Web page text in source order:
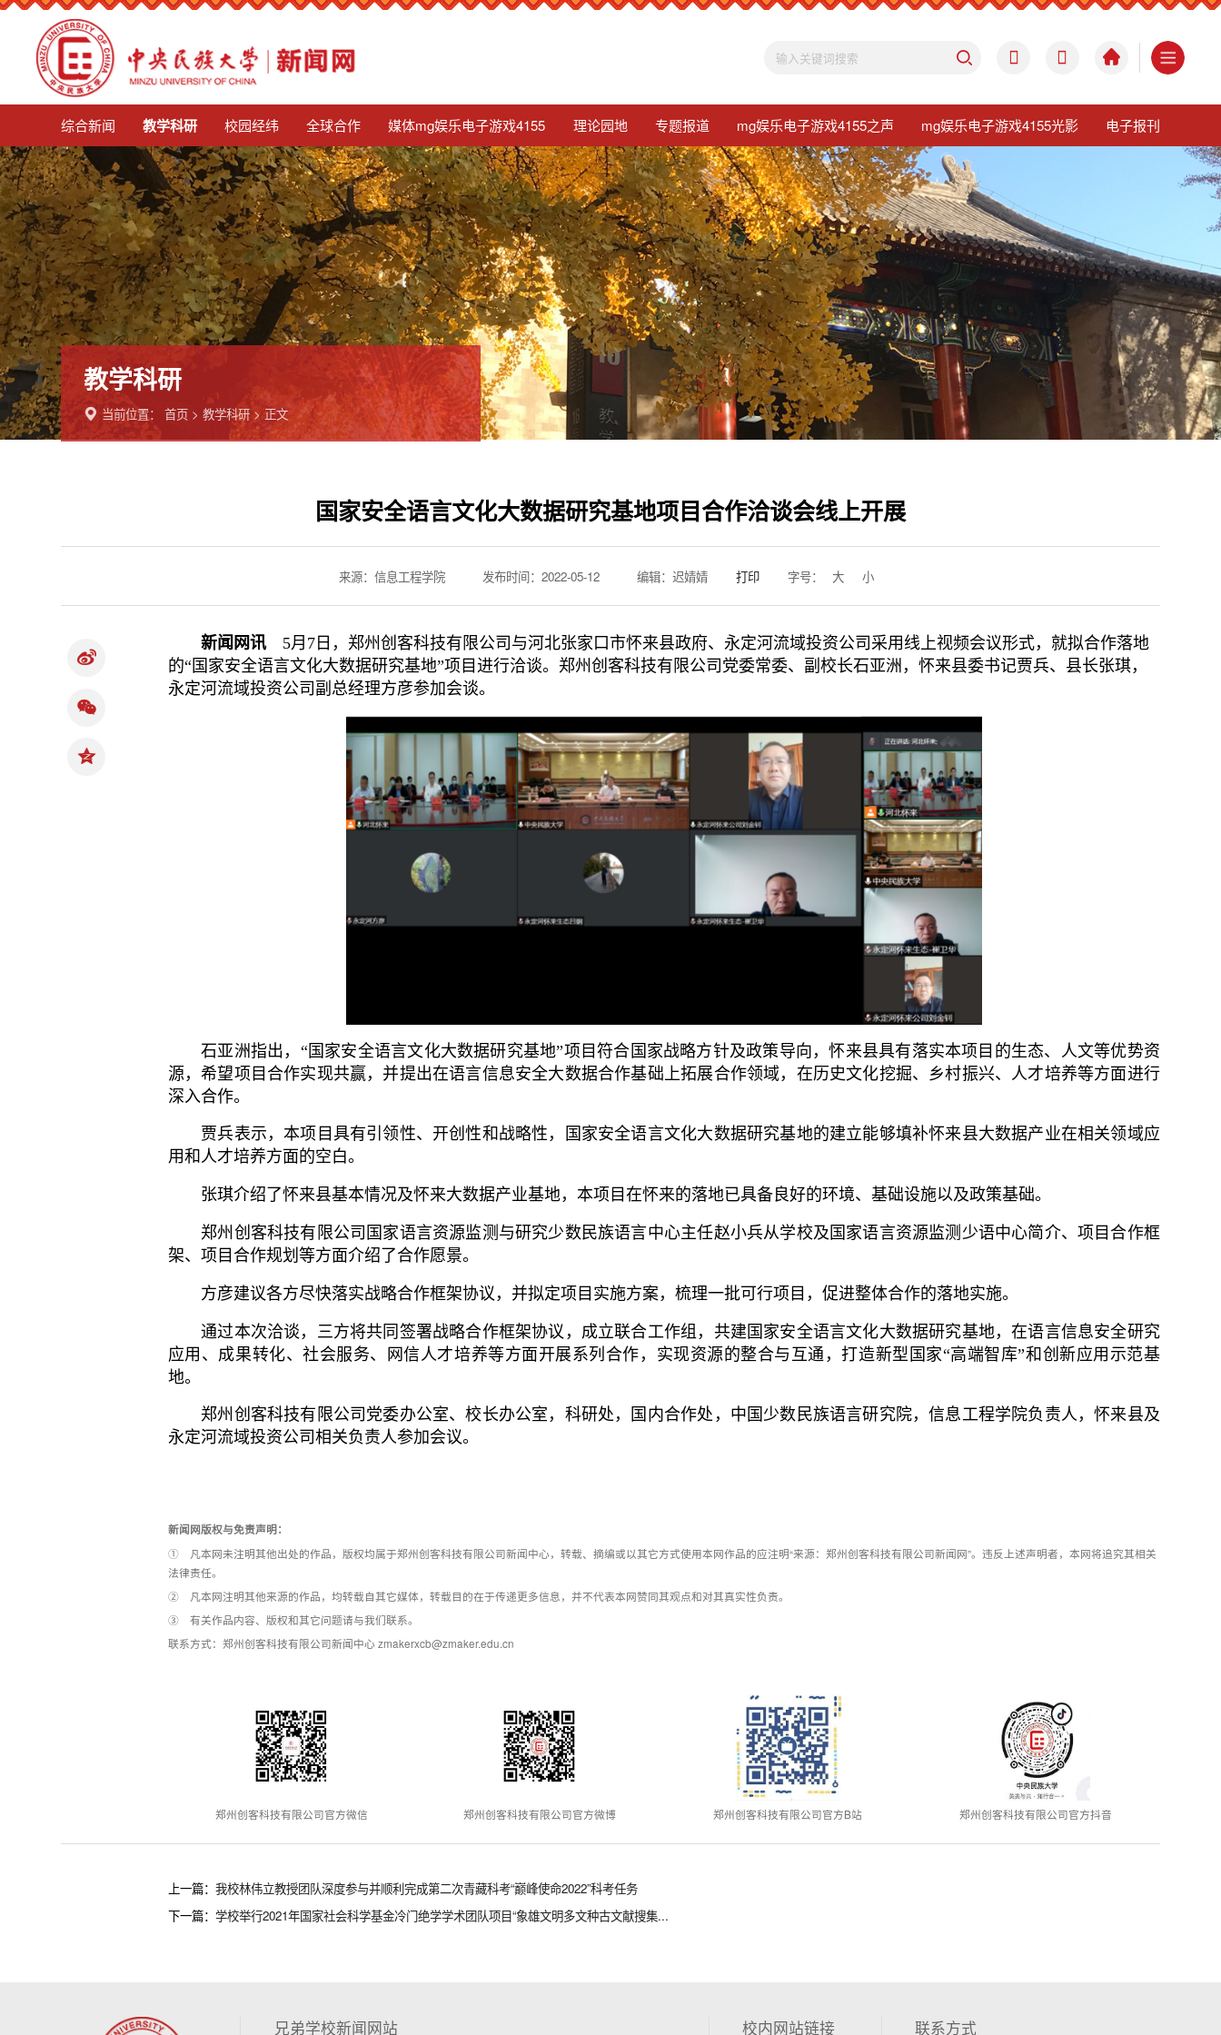
mg娱乐电子游戏4155
综合新闻 教学科研 校园经纬 全球合作 媒体mg娱乐电子游戏4155 理论园地 专题报道 mg娱乐电子游戏4155之声 mg娱乐电子游戏4155光影 电子报刊
教学科研
当前位置：首页 >教学科研 > 正文
国家安全语言文化大数据研究基地项目合作洽谈会线上开展
来源：信息工程学院 发布时间：2022-05-12 编辑：迟婧婧 打印 字号： 大 小
新闻网讯5月7日，郑州创客科技有限公司与河北张家口市怀来县政府、永定河流域投资公司采用线上视频会议形式，就拟合作落地
的“国家安全语言文化大数据研究基地”项目进行洽谈。郑州创客科技有限公司党委常委、副校长石亚洲 ， 怀来县委书记贾兵、县长张琪，
永定河流域投资公司副总经理方彦参加 会谈。
石亚洲指出，“国家安全语言文化大数据研究基地”项目符合国家战略方针及政策导向，怀来县具有落实本项目的生态、人文等优势资
源，希望项目合作实现共赢，并提出在语言信息安全大数据合作基础上拓展合作领域，在历史文化挖掘、乡村振兴、人才培养等方面进行
深入合作。
贾兵表示，本项目具有引领性、开创性和战略性，国家安全语言文化大数据研究基地的建立能够填补怀来县大数据产业在相关领域应
用和人才培养方面的空白。
张琪介绍了怀来县基本情况及怀来大数据产业基地，本项目在怀来的落地已具备良好的环境、基础设施以及政策基础。
郑州创客科技有限公司国家语言资源监测与研究少数民族语言中心主任赵小兵从学校及国家语言资源监测少语中心简介、项目合作框
架、项目合作规划等方面介绍了合作愿景。
方彦建议各方尽快落实战略合作框架协议，并拟定项目实施方案，梳理一批可行项目，促进整体合作的落地实施。
通过本次洽谈，三方将共同签署战略合作框架协议，成立联合工作组，共建国家安全语言文化大数据研究基地，在语言信息安全研究
应用、成果转化、社会服务、网信人才培养等方面开展系列合作，实现资源的整合与互通，打造新型国家“高端智库”和创新应用示范基
地。
郑州创客科技有限公司党委办公室、校长办公室，科研处，国内合作处，中国少数民族语言研究院，信息工程学院负责人，怀来县及
永定河流域投资公司相关负责人参加会议。
新闻网版权与免责声明：
① 凡本网未注明其他出处的作品，版权均属于郑州创客科技有限公司新闻中心，转载、摘编或以其它方式使用本网作品的应注明“来源：郑州创客科技有限公司新闻网”。违反上述声明者，本网将追究其相关
法律责任。
② 凡本网注明其他来源的作品，均转载自其它媒体，转载目的在于传递更多信息，并不代表本网赞同其观点和对其真实性负责。
③ 有关作品内容、版权和其它问题请与我们联系。
联系方式：郑州创客科技有限公司新闻中心 zmakerxcb@zmaker.edu.cn
郑州创客科技有限公司官方微信 郑州创客科技有限公司官方微博 郑州创客科技有限公司官方B站 郑州创客科技有限公司官方抖音
上一篇： 我校林伟立教授团队深度参与并顺利完成第二次青藏科考“巅峰使命2022”科考任务
下一篇： 学校举行2021年国家社会科学基金冷门绝学学术团队项目“象雄文明多文种古文献搜集...
兄弟学校新闻网站 校内网站链接 联系方式